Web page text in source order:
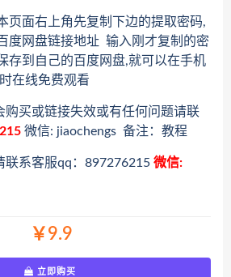
页面右上角先复制下边的提取密码,
度网盘链接地址 输入刚才复制的密
存到自己的百度网盘,就可以在手机
在线免费观看
购买或链接失效或有任何问题请联
微信: jiaochengs 备注：教程
联系客服qq：897276215 微信:
￥9.9
立即购买